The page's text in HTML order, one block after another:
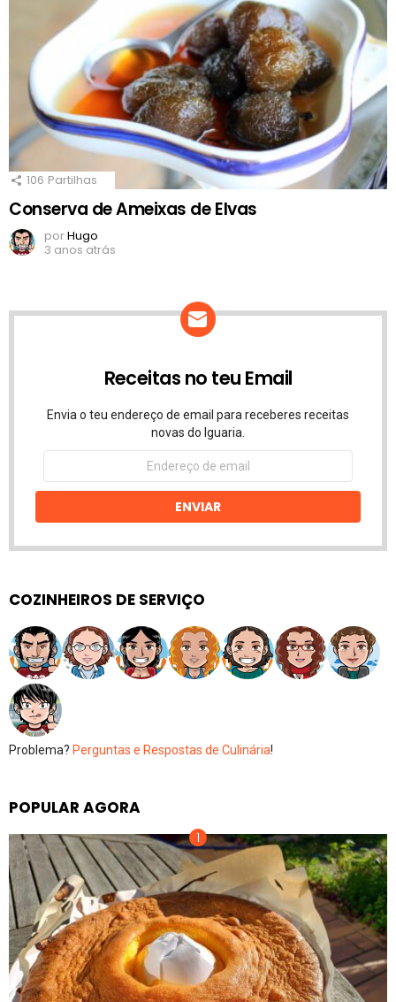
106 Partilhas
Conserva de Ameixas de Elvas
porHugo
3 anos atrás
Receitas no teu Email
Envia o teu endereço de email para receberes receitas
novas do Iguaria.
Endereço
email
ENVIAR
COZINHEIROS DE SERVIÇO
Problema? Perguntas e Respostas de Culinária!
POPULAR AGORA